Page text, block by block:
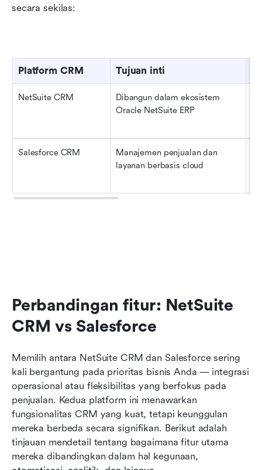
secara sekilas:
Platform CRM Tujuan inti
NetSuite CRM
Dibangun dalam ekosistem
Oracle NetSuite ERP
Salesforce CRM
Manajemen penjualan dan
layanan berbasis cloud
Perbandingan fitur: NetSuite
CRM vs Salesforce
Memilih antara NetSuite CRM dan Salesforce sering
kali bergantung pada prioritas bisnis Anda — integrasi
operasional atau fleksibilitas yang berfokus pada
penjualan. Kedua platform ini menawarkan
fungsionalitas CRM yang kuat, tetapi keunggulan
mereka berbeda secara signifikan. Berikut adalah
tinjauan mendetail tentang bagaimana fitur utama
mereka dibandingkan dalam hal kegunaan,